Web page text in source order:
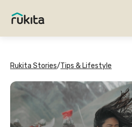
Rukita Stories/Tips & Lifestyle